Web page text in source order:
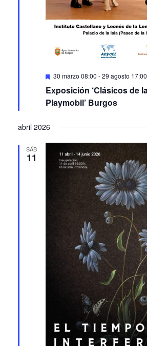
Featured
30 marzo 08:00 -29 agosto 17:00
Exposición ‘Clásicos de
Playmobil’ Burgos
abril 2026
SÁB
11